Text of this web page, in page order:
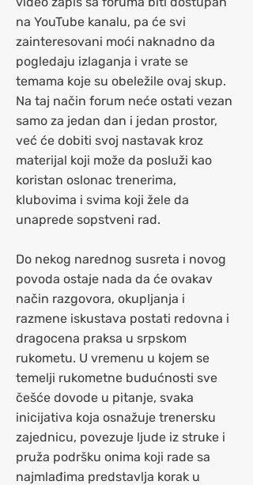
na YouTube kanalu, pa će svi
zainteresovani moći naknadno da
pogledaju izlaganja i vrate se
temama koje su obeležile ovaj skup.
Na taj način forum neće ostati vezan
samo za jedan dan i jedan prostor,
već će dobiti svoj nastavak kroz
materijal koji može da posluži kao
koristan oslonac trenerima,
klubovima i svima koji žele da
unaprede sopstveni rad.
Do nekog narednog susreta i novog
povoda ostaje nada da će ovakav
način razgovora, okupljanja i
razmene iskustava postati redovna i
dragocena praksa u srpskom
rukometu. U vremenu u kojem se
temelji rukometne budućnosti sve
češće dovode u pitanje, svaka
inicijativa koja osnažuje trenersku
zajednicu, povezuje ljude iz struke i
pruža podršku onima koji rade sa
najmlađima predstavlja korak u